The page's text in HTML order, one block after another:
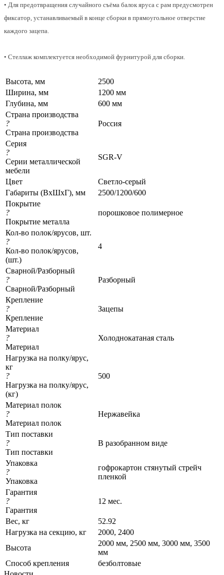
• Для предотвращения случайного съёма балок яруса с рам предусмотрен
фиксатор, устанавливаемый в конце сборки в прямоугольное отверстие
каждого зацепа.
• Стеллаж комплектуется необходимой фурнитурой для сборки.
Высота, мм
2500
Ширина, мм
1200 мм
Глубина, мм
600 мм
Страна производства
?
Страна производства
Россия
Серия
?
Серии металлической
мебели
SGR-V
Цвет
Светло-серый
Габариты (ВхШхГ), мм
2500/1200/600
Покрытие
?
Покрытие металла
порошковое полимерное
Кол-во полок/ярусов, шт.
?
Кол-во полок/ярусов,
(шт.)
4
Сварной/Разборный
?
Сварной/Разборный
Разборный
Крепление
?
Крепление
Зацепы
Материал
?
Материал
Холоднокатаная сталь
Нагрузка на полку/ярус,
кг
?
Нагрузка на полку/ярус,
(кг)
500
Материал полок
?
Материал полок
Нержавейка
Тип поставки
?
Тип поставки
В разобранном виде
Упаковка
?
Упаковка
гофрокартон стянутый стрейч
пленкой
Гарантия
?
Гарантия
12 мес.
Вес, кг
52.92
Нагрузка на секцию, кг
2000, 2400
Высота
2000 мм, 2500 мм, 3000 мм, 3500
мм
Cпособ крепления
безболтовые